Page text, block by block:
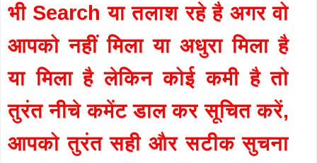
भी Search या तलाश रहे है अगर वो
आपको नहीं मिला या अधुरा मिला है
या मिला है लेकिन कोई कमी है तो
तुरंत नीचे कमेंट डाल कर सूचित करें,
आपको तुरंत सही और सटीक सुचना